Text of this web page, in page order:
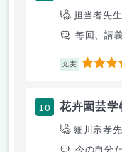
担当者先生
毎回、講
充実 5
10 花卉園芸学
細川宗孝
今の自分